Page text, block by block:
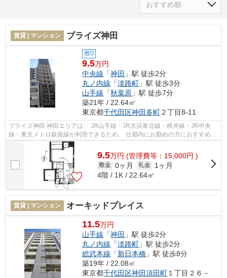
賃貸 | マンション ブライズ神田
敷0
9.5万円
中央線 「神田 」駅 徒歩2分
丸ノ内線 「淡路町 」駅 徒歩3分
山手線 「秋葉原 」駅 徒歩7分
築21年 / 22.64㎡
東京都千代田区神田多町２丁目8-11
ブライズ神田 神田エリアは、 JR山手線・JR京浜東北線・根岸線・JR中央
線・東京メトロ銀座線が利用できるため、 仕都内にお勤めの方におすすめで
す。 飲食店や娯楽スポットも充実し...
9.5万円 (管理費等：15,000円 )
敷金 0ヶ月 礼金
1ヶ月
4階 / 1K / 22.64㎡
賃貸 | マンション オーキッドプレイス
11.5万円
山手線 「神田 」駅 徒歩2分
丸ノ内線 「淡路町 」駅 徒歩2分
総武本線 「新日本橋 」駅 徒歩8分
築19年 / 22.08㎡
東京都千代田区神田須田町 １丁目２６－